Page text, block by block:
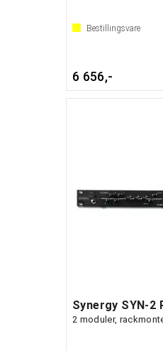
Bestillingsvare
6 656,-
Synergy SYN-2
2 moduler,